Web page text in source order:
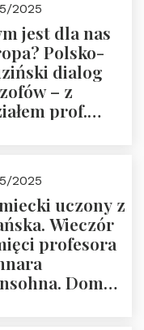
członek
Nagrody
autorytet.
2025
jest dla nas
Polsko-
dialog
– z
prof.
Trójmorza 23
2025 r. godz.
2025
uczony z
Wieczór
profesora
Dom